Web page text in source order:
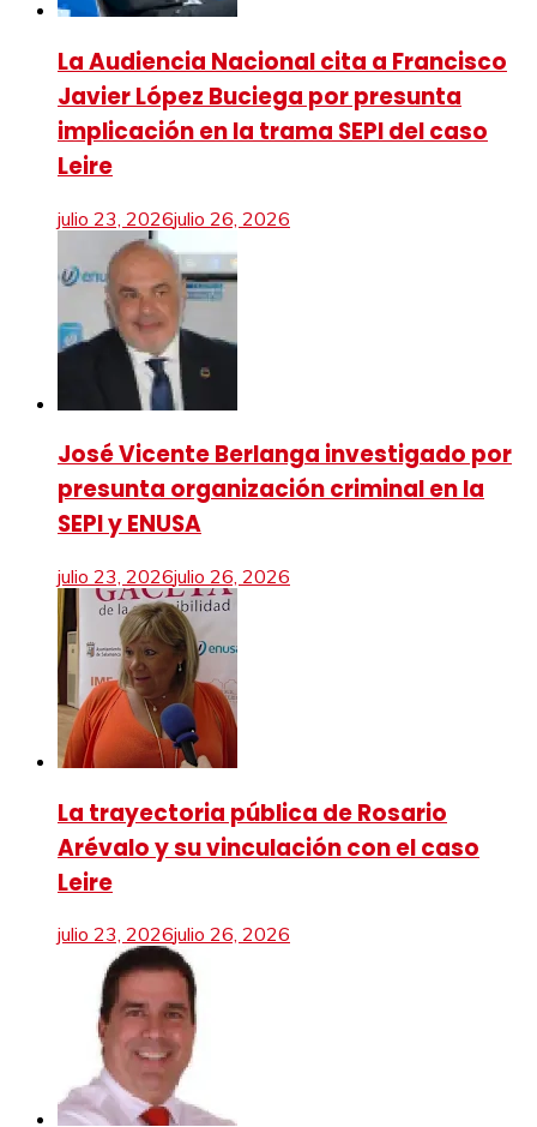
La Audiencia Nacional cita a Francisco
Javier López Buciega por presunta
implicación en la trama SEPI del caso
Leire
julio 23, 2026julio 26, 2026
José Vicente Berlanga investigado por
presunta organización criminal en la
SEPI y ENUSA
julio 23, 2026julio 26, 2026
La trayectoria pública de Rosario
Arévalo y su vinculación con el caso
Leire
julio 23, 2026julio 26, 2026